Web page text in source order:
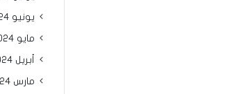
يونيو 2024
مايو 2024
أبريل 2024
مارس 2024